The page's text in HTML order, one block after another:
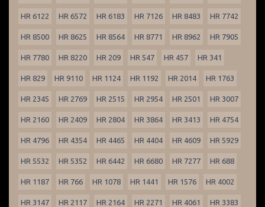
HR 6122 HR 6572 HR 6183 HR 7126 HR 8483 HR 7742
HR 8500 HR 8625 HR 8564 HR 8771 HR 8962 HR 7905
HR 7780 HR 8220 HR 209 HR 547 HR 457 HR 341
HR 829 HR 9110 HR 1124 HR 1192 HR 2014 HR 1763
HR 2345 HR 2769 HR 2515 HR 2954 HR 2501 HR 3007
HR 2160 HR 2409 HR 2804 HR 3864 HR 3413 HR 4754
HR 4796 HR 4354 HR 4465 HR 4404 HR 4609 HR 5929
HR 5532 HR 5352 HR 6442 HR 6680 HR 7277 HR 688
HR 1187 HR 766 HR 1078 HR 1441 HR 1576 HR 4002
HR 3147 HR 2117 HR 2164 HR 2271 HR 4061 HR 3383